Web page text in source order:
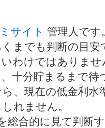
サイト 管理人です
までも判断の目
わけではありませ
十分貯まるまで
、現在の低金利水
れません。
総合的に見て判断